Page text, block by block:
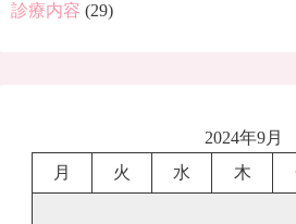
診療内容 (29)
2024年9月
月
火 水 木